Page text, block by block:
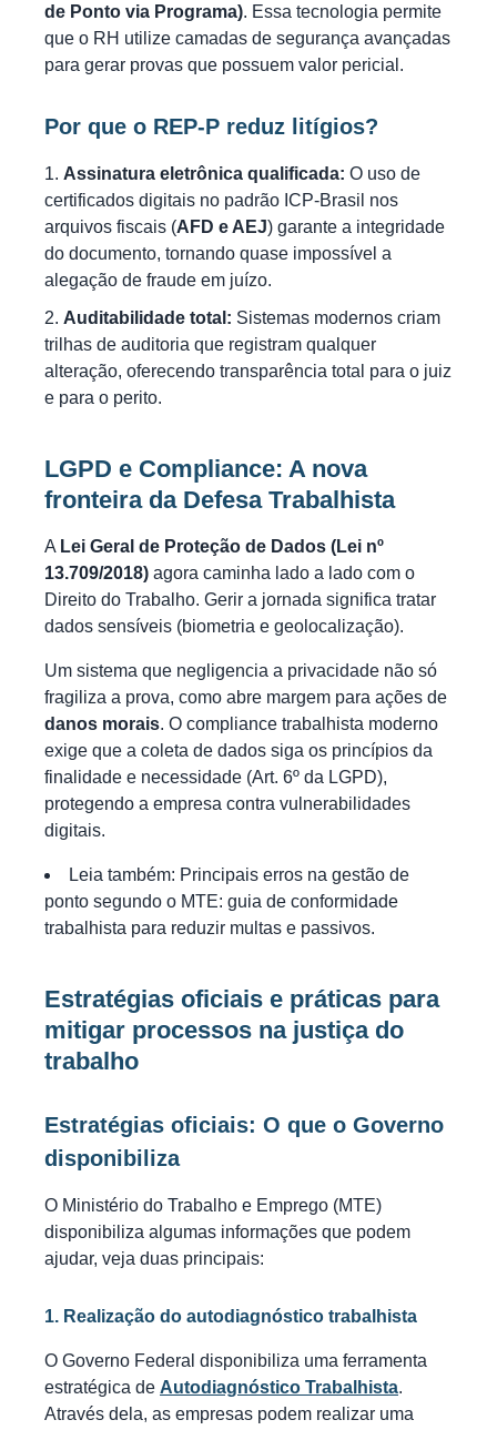
de Ponto via Programa). Essa tecnologia permite
que o RH utilize camadas de segurança avançadas
para gerar provas que possuem valor pericial.
Por que o REP-P reduz litígios?
Assinatura eletrônica qualificada: O uso de
certificados digitais no padrão ICP-Brasil nos
arquivos fiscais (AFD e AEJ) garante a integridade
do documento, tornando quase impossível a
alegação de fraude em juízo.
Auditabilidade total: Sistemas modernos criam
trilhas de auditoria que registram qualquer
alteração, oferecendo transparência total para o juiz
e para o perito.
LGPD e Compliance: A nova
fronteira da Defesa Trabalhista
A Lei Geral de Proteção de Dados (Lei nº
13.709/2018) agora caminha lado a lado com o
Direito do Trabalho. Gerir a jornada significa tratar
dados sensíveis (biometria e geolocalização).
Um sistema que negligencia a privacidade não só
fragiliza a prova, como abre margem para ações de
danos morais. O compliance trabalhista moderno
exige que a coleta de dados siga os princípios da
finalidade e necessidade (Art. 6º da LGPD),
protegendo a empresa contra vulnerabilidades
digitais.
Leia também: Principais erros na gestão de
ponto segundo o MTE: guia de conformidade
trabalhista para reduzir multas e passivos.
Estratégias oficiais e práticas para
mitigar processos na justiça do
trabalho
Estratégias oficiais: O que o Governo
disponibiliza
O Ministério do Trabalho e Emprego (MTE)
disponibiliza algumas informações que podem
ajudar, veja duas principais:
1. Realização do autodiagnóstico trabalhista
O Governo Federal disponibiliza uma ferramenta
estratégica de Autodiagnóstico Trabalhista.
Através dela, as empresas podem realizar uma